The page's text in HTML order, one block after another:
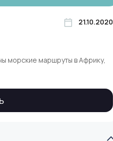
21.10.2020
морские маршруты в Африку,